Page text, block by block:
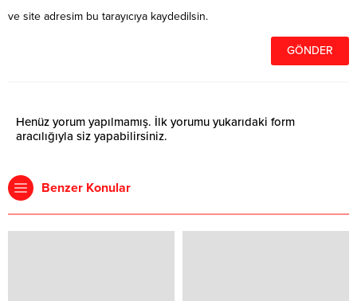
ve site adresim bu tarayıcıya kaydedilsin.
Henüz yorum yapılmamış. İlk yorumu yukarıdaki form
aracılığıyla siz yapabilirsiniz.
Benzer Konular